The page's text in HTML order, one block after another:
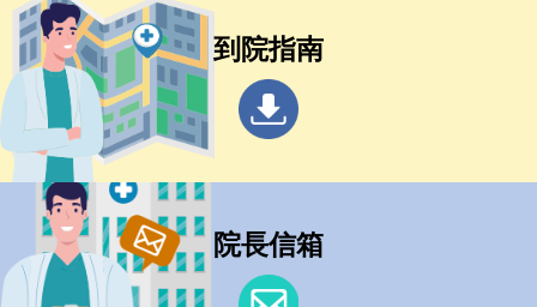
到院指南
院長信箱